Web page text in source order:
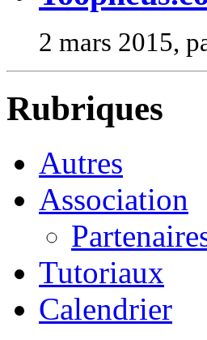
2 mars 2015,
Rubriques
Autres
Association
Tutoriaux
Calendrier